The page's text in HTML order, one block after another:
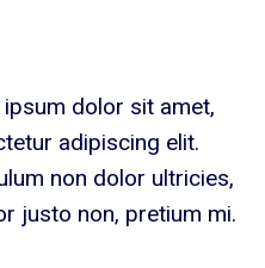
dolor sit amet,
adipiscing elit.
non dolor ultricies,
justo non, pretium mi.